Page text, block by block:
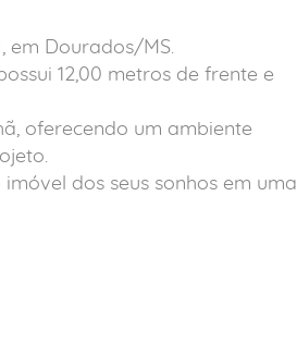
em Dourados/MS.
12,00 metros de frente e
oferecendo um ambiente
dos seus sonhos em uma